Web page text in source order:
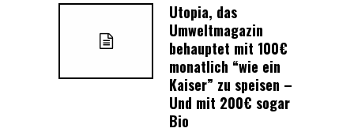
Utopia, das
Umweltmagazin
behauptet mit 100€
monatlich “wie ein
Kaiser” zu speisen –
Und mit 200€ sogar
Bio